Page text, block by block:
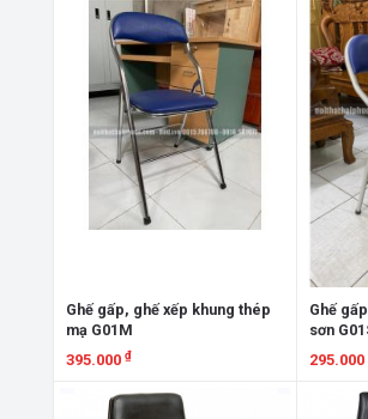
Xem chi tiết Xem
Ghế gấp, ghế xếp khung thép
mạ G01M
395.000 ₫
Xem chi tiết
Ghế
sơn
295.000
Xem